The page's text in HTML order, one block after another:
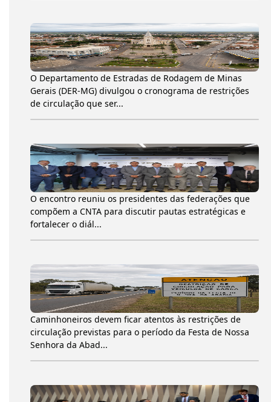
O Departamento de Estradas de Rodagem de Minas
Gerais (DER-MG) divulgou o cronograma de restrições
de circulação que ser...
O encontro reuniu os presidentes das federações que
compõem a CNTA para discutir pautas estratégicas e
fortalecer o diál...
Caminhoneiros devem ficar atentos às restrições de
circulação previstas para o período da Festa de Nossa
Senhora da Abad...